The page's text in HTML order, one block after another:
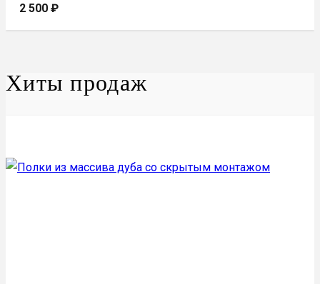
2 500₽
Хиты продаж